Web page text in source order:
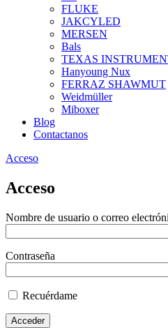
FLUKE
JAKCYLED
MERSEN
Bals
TEXAS
Hanyoung Nux
FERRAZ SHAWMUT
Weidmüller
Miboxer
Blog
Contactanos
Acceso
Acceso
Nombre de usuario o correo
Contraseña
Recuérdame